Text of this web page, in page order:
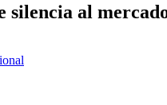
silencia al